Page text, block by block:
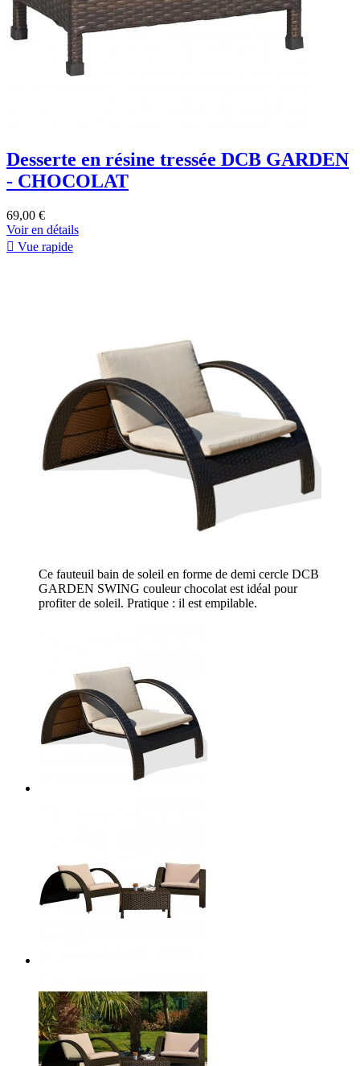
Desserte en résine tressée DCB GARDEN
- CHOCOLAT
69,00 €
Voir en détails
 Vue rapide
Ce fauteuil bain de soleil en forme de demi cercle DCB
GARDEN SWING couleur chocolat est idéal pour
profiter de soleil. Pratique : il est empilable.